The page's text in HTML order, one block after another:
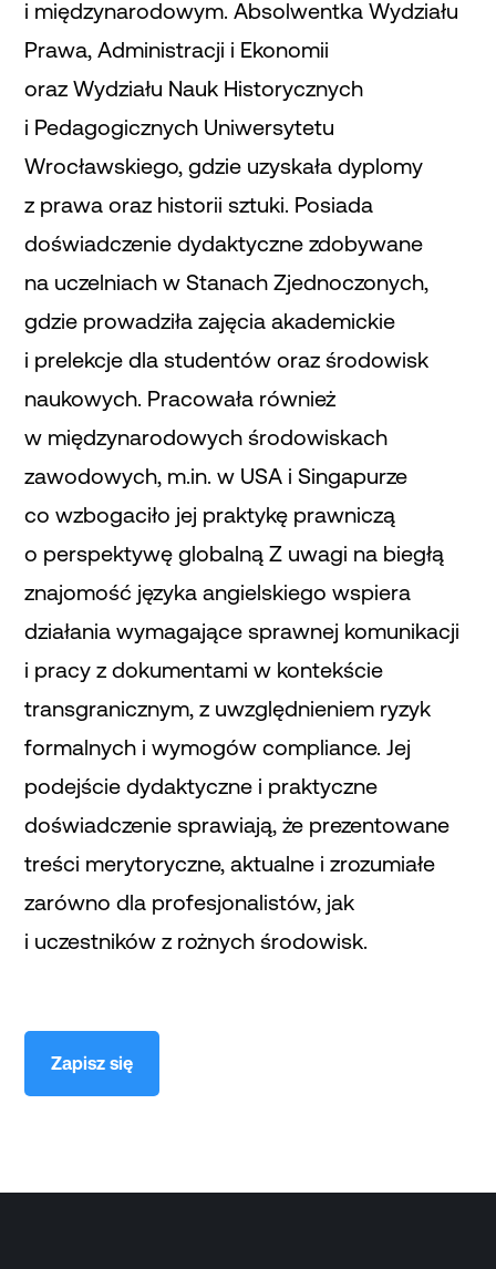
i międzynarodowym. Absolwentka Wydziału
Prawa, Administracji i Ekonomii
oraz Wydziału Nauk Historycznych
i Pedagogicznych Uniwersytetu
Wrocławskiego, gdzie uzyskała dyplomy
z prawa oraz historii sztuki. Posiada
doświadczenie dydaktyczne zdobywane
na uczelniach w Stanach Zjednoczonych,
gdzie prowadziła zajęcia akademickie
i prelekcje dla studentów oraz środowisk
naukowych. Pracowała również
w międzynarodowych środowiskach
zawodowych, m.in. w USA i Singapurze
co wzbogaciło jej praktykę prawniczą
o perspektywę globalną Z uwagi na biegłą
znajomość języka angielskiego wspiera
działania wymagające sprawnej komunikacji
i pracy z dokumentami w kontekście
transgranicznym, z uwzględnieniem ryzyk
formalnych i wymogów compliance. Jej
podejście dydaktyczne i praktyczne
doświadczenie sprawiają, że prezentowane
treści merytoryczne, aktualne i zrozumiałe
zarówno dla profesjonalistów, jak
i uczestników z rożnych środowisk.
Zapisz się